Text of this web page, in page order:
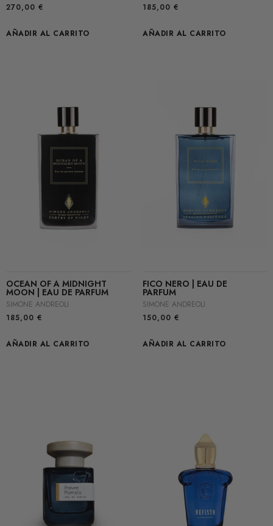
270,00 €
AÑADIR AL CARRITO
185,00 €
AÑADIR AL CARRITO
OCEAN OF A MIDNIGHT
MOON | EAU DE PARFUM
SIMONE ANDREOLI
185,00 €
AÑADIR AL CARRITO
FICO NERO | EAU DE
PARFUM
SIMONE ANDREOLI
150,00 €
AÑADIR AL CARRITO